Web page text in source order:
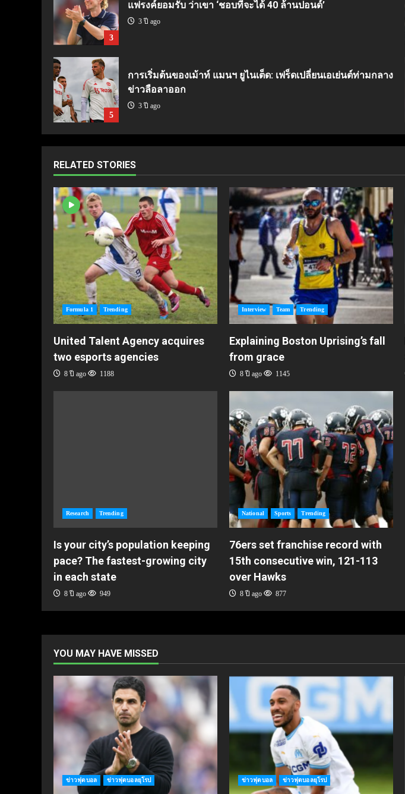
3
แฟรงค์ยอมรับ ว่าเขา ‘ชอบที่จะได้ 40 ล้านปอนด์’
3 ปี ago
5
การเริ่มต้นของเม้าท์ แมนฯ ยูไนเต็ด: เฟร็ดเปลี่ยนเอเย่นต์ท่ามกลาง
ข่าวลือลาออก
3 ปี ago
RELATED STORIES
Formula 1 Trending
United Talent Agency acquires
two esports agencies
8 ปี ago 1188
Interview Team Trending
Explaining Boston Uprising’s fall
from grace
8 ปี ago 1145
Research Trending
Is your city’s population keeping
pace? The fastest-growing city
in each state
8 ปี ago 949
National Sports Trending
76ers set franchise record with
15th consecutive win, 121-113
over Hawks
8 ปี ago 877
YOU MAY HAVE MISSED
ข่าวฟุตบอล ข่าวฟุตบอลยุโรป ข่าวฟุตบอล ข่าวฟุตบอลยุโรป